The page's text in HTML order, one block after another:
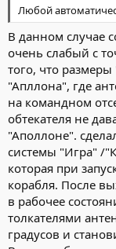
Любой
В данном случае
очень слабый с
того, что
"Апллона", где
на командном
обтекателя не
"Аполлоне".
системы "Игра" /
которая при
корабля. После
в рабочее
толкателями
градусов и